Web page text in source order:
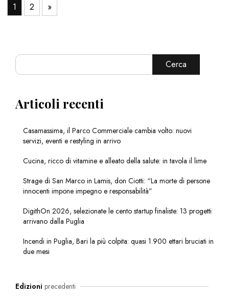
1 2 »
Cerca
Articoli recenti
Casamassima, il Parco Commerciale cambia volto: nuovi
servizi, eventi e restyling in arrivo
Cucina, ricco di vitamine e alleato della salute: in tavola il lime
Strage di San Marco in Lamis, don Ciotti: “La morte di persone
innocenti impone impegno e responsabilità”
DigithOn 2026, selezionate le cento startup finaliste: 13 progetti
arrivano dalla Puglia
Incendi in Puglia, Bari la più colpita: quasi 1.900 ettari bruciati in
due mesi
Edizioni precedenti